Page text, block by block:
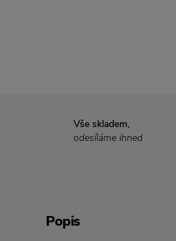
Vše skladem,
odesíláme ihned
Popis